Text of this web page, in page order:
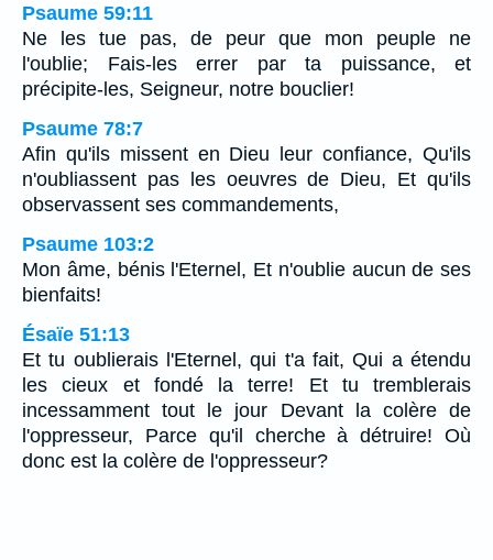
Psaume 59:11
Ne les tue pas, de peur que mon peuple ne
l'oublie; Fais-les errer par ta puissance, et
précipite-les, Seigneur, notre bouclier!
Psaume 78:7
Afin qu'ils missent en Dieu leur confiance, Qu'ils
n'oubliassent pas les oeuvres de Dieu, Et qu'ils
observassent ses commandements,
Psaume 103:2
Mon âme, bénis l'Eternel, Et n'oublie aucun de ses
bienfaits!
Ésaïe 51:13
Et tu oublierais l'Eternel, qui t'a fait, Qui a étendu
les cieux et fondé la terre! Et tu tremblerais
incessamment tout le jour Devant la colère de
l'oppresseur, Parce qu'il cherche à détruire! Où
donc est la colère de l'oppresseur?